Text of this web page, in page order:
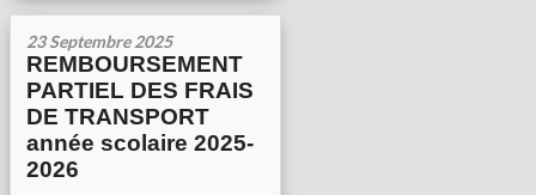
23 Septembre 2025
REMBOURSEMENT
PARTIEL DES FRAIS
DE TRANSPORT
année scolaire 2025-
2026